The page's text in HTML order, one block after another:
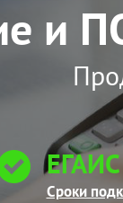
и
ЕГАИС
Сроки